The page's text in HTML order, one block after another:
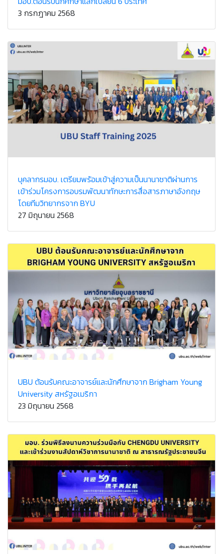
3 กรกฎาคม 2568
บุคลากรมอบ. เตรียมพร้อมเข้าสู่ความเป็นนานาชาติผ่านการ
เข้าร่วมโครงการอบรมพัฒนาทักษะการสื่อสารภาษาอังกฤษ
โดยทีมวิทยากรจาก BYU
27 มิถุนายน 2568
UBU ต้อนรับคณะอาจารย์และนักศึกษาจาก Brigham Young
University สหรัฐอเมริกา
23 มิถุนายน 2568